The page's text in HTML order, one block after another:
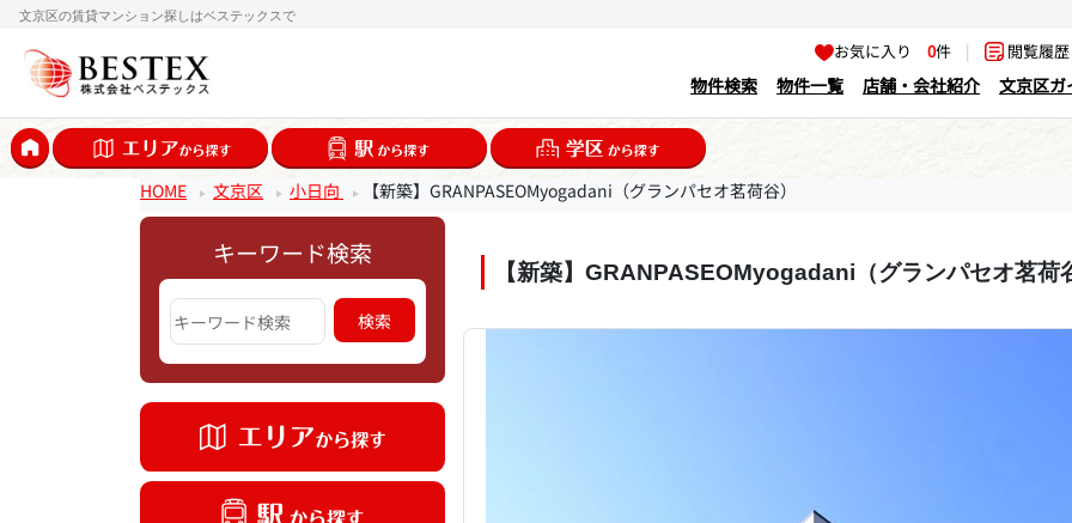
文京区の賃貸マンション探しはベステックスで
お気に入り0件 | 閲覧履
物件検索 物件一覧 店舗・会社紹介 文京区ガ
HOME 文京区 小日向 【新築】GRANPASEOMyogadani（グランパセオ茗荷谷）
キーワード検索
【新築】GRANPASEOMyogadani（グランパセオ茗荷